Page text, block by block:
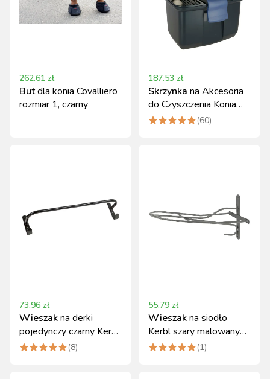
262.61 zł
Butdla konia Covalliero
rozmiar 1, czarny
187.53 zł
Skrzynka na Akcesoria
do Czyszczenia Konia
Roma Granatowa
(60)
73.96 zł
Wieszakna derki
pojedynczy czarny Kerbl
91 cm
(8)
55.79 zł
Wieszakna siodło
Kerbl szary malowany
proszkowo 54 cm
(1)